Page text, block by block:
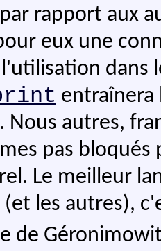
rapport aux
eux une
dans
entraînera
autres,
pas
Le meilleur
(et les autres),
de